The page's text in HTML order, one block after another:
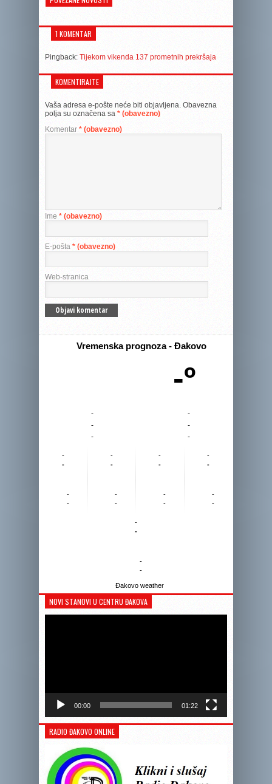
1 KOMENTAR
Pingback: Tijekom vikenda 137 prometnih prekršaja
KOMENTIRAJTE
Vaša adresa e-pošte neće biti objavljena. Obavezna
polja su označena sa * (obavezno)
Komentar * (obavezno)
Ime * (obavezno)
E-pošta * (obavezno)
Web-stranica
Vremenska prognoza - Đakovo
-º
-
-
-
-
-
-
-
-
-
-
-
-
-
-
-
-
-
-
-
-
-
-
-
-
-
-
Đakovo weather
NOVI STANOVI U CENTRU ĐAKOVA
00:00 01:22
RADIO ĐAKOVO ONLINE